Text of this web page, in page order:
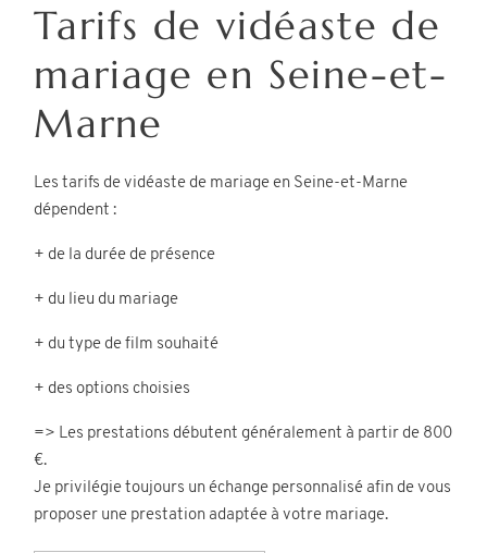
Tarifs de vidéaste de
mariage en Seine-et-
Marne
Les tarifs de vidéaste de mariage en Seine-et-Marne
dépendent :
+ de la durée de présence
+ du lieu du mariage
+ du type de film souhaité
+ des options choisies
=> Les prestations débutent généralement à partir de 800
€.
Je privilégie toujours un échange personnalisé afin de vous
proposer une prestation adaptée à votre mariage.
CONTACT
ROLAND PHOTOGRAPHE